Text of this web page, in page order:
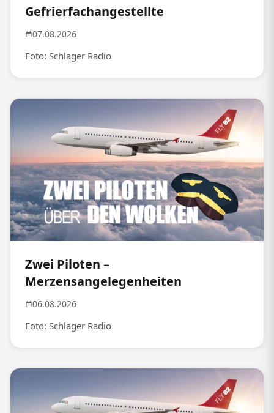
Gefrierfachangestellte
07.08.2026
Foto: Schlager Radio
Zwei Piloten –
Merzensangelegenheiten
06.08.2026
Foto: Schlager Radio